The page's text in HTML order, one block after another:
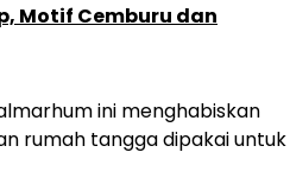
Motif Cemburu dan
ini menghabiskan
rumah tangga dipakai untuk